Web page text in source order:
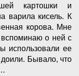
картошки и
варила кисель. К
корова. Мне
о ней с
использовали ее
Бывало, что